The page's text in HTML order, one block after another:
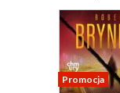
Promocja